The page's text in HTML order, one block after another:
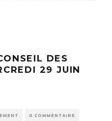
DES
29 JUIN
0 COMMENTAIRE